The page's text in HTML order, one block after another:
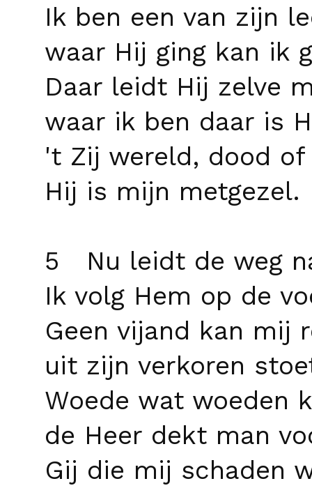
Ik ben een van zijn
waar Hij ging kan ik
Daar leidt Hij zelve
waar ik ben daar is
't Zij wereld, dood of
Hij is mijn metgezel.
5 Nu leidt de weg
Ik volg Hem op de
Geen vijand kan mij
uit zijn verkoren
Woede wat woeden
de Heer dekt man
Gij die mij schaden